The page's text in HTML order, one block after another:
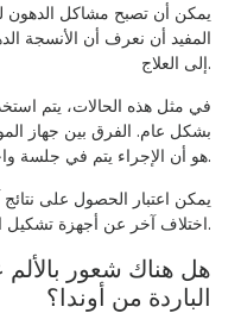
يمكن أن تصبح مشاكل الدهون
المفيد أن نعرف أن الأنسجة
إلى العلاج.
في مثل هذه الحالات، يتم
بشكل عام. الفرق بين جهاز
هو أن الإجراء يتم في جلسة واحدة.
يمكن اعتبار الحصول على نتائج
اختلاف آخر عن أجهزة تشكيل الجسم الأخرى.
هل هناك شعور
الباردة من أوندا؟